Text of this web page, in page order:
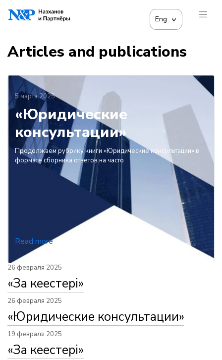
Eng
Articles and publications
5 марта 2025
«Юридические
консультации»
Продолжаем рубрику книги «Юридические консультации» в
формате сборника ответов на часто
Read more
26 февраля 2025
«Заң кеңестері»
26 февраля 2025
«Юридические консультации»
19 февраля 2025
«Заң кеңестері»